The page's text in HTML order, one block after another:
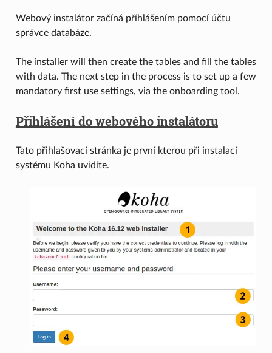
Webový instalátor začíná příhlášením pomocí účtu
správce databáze.
The installer will then create the tables and fill the tables
with data. The next step in the process is to set up a few
mandatory first use settings, via the onboarding tool.
Přihlášení do webového instalátoru
Tato přihlašovací stránka je první kterou při instalaci
systému Koha uvidíte.